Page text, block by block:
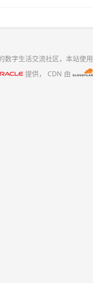
数字生活交流社区，本站使用
提供， CDN 由